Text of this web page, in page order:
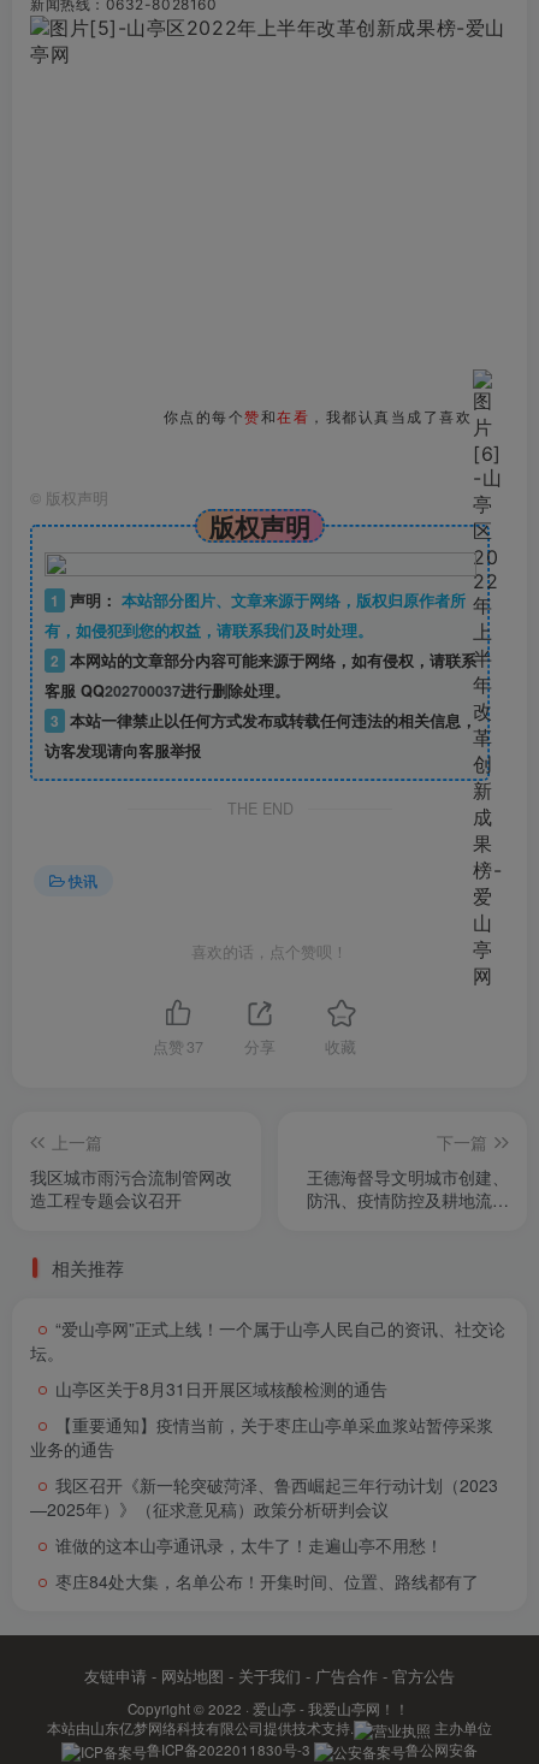
新闻热线：0632-8028160
你点的每个赞和在看 ，我都认真当成了喜欢
© 版权声明
版权声明
1 声明： 本站部分图片、文章来源于网络，版权归原作者所
有，如侵犯到您的权益，请联系我们及时处理。
2 本网站的文章部分内容可能来源于网络，如有侵权，请联系
客服 QQ202700037进行删除处理。
3 本站一律禁止以任何方式发布或转载任何违法的相关信息，
访客发现请向客服举报
THE END
快讯
喜欢的话，点个赞呗！
点赞 37 分享 收藏
上一篇
我区城市雨污合流制管网改
造工程专题会议召开
下一篇
王德海督导文明城市创建、
防汛、疫情防控及耕地流出
相关推荐
“爱山亭网”正式上线！一个属于山亭人民自己的资讯、社交论
坛。
山亭区关于8月31日开展区域核酸检测的通告
【重要通知】疫情当前，关于枣庄山亭单采血浆站暂停采浆
业务的通告
我区召开《新一轮突破菏泽、鲁西崛起三年行动计划（2023
—2025年）》（征求意见稿）政策分析研判会议
谁做的这本山亭通讯录，太牛了！走遍山亭不用愁！
枣庄84处大集，名单公布！开集时间、位置、路线都有了
友链申请 - 网站地图 - 关于我们 - 广告合作 - 官方公告
Copyright © 2022 · 爱山亭 - 我爱山亭网！！
本站由山东亿梦网络科技有限公司提供技术支持.
主办单位
鲁ICP备2022011830号-3
鲁公网安备